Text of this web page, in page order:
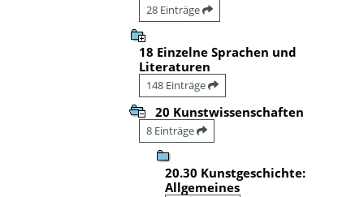
28 Einträge
18 Einzelne Sprachen und
Literaturen
148 Einträge
20 Kunstwissenschaften
8 Einträge
20.30 Kunstgeschichte:
Allgemeines